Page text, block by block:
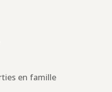
en famille